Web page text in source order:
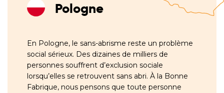
Pologne
En Pologne, le sans-abrisme reste un problème
social sérieux. Des dizaines de milliers de
personnes souffrent d’exclusion sociale
lorsqu’elles se retrouvent sans abri. À la Bonne
Fabrique, nous pensons que toute personne